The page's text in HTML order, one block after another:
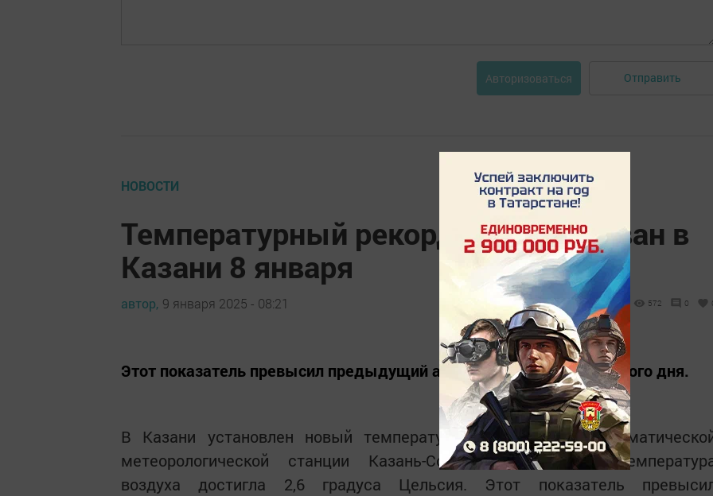
Авторизоваться Отправить
НОВОСТИ
Температурный рекорд зафиксирован в
Казани 8 января
автор, 9 января 2025 - 08:21 572 0
Этот показатель превысил предыдущий абсолютный максимум этого дня.
В Казани установлен новый температурный рекорд. На
метеорологической станции Казань-Сокол максимальная
воздуха достигла 2,6 градуса Цельсия. Этот показатель